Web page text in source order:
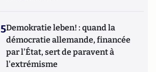
5Demokratie leben! : quand la
démocratie allemande, financée
par l'État, sert de paravent à
l'extrémisme